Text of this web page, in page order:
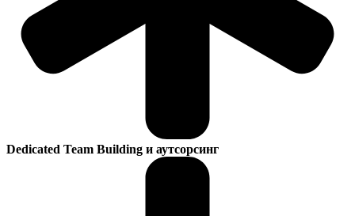
Dedicated Team Building и аутсорсинг